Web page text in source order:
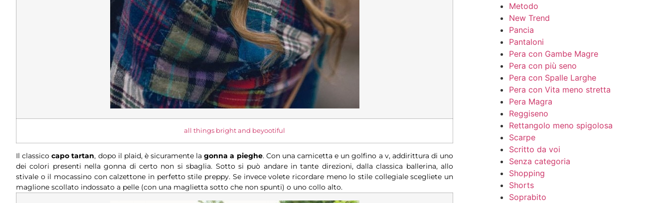
all things bright and beyootiful
Il classicocapo tartan, dopo il plaid, è sicuramente lagonna a pieghe. Con una camicetta e un golfino a v, addirittura di uno
dei colori presenti nella gonna di certo non si sbaglia. Sotto si può andare in tante direzioni, dalla classica ballerina, allo
stivale o il mocassino con calzettone in perfetto stile preppy. Se invece volete ricordare meno lo stile collegiale scegliete un
maglione scollato indossato a pelle (con una maglietta sotto che non spunti) o uno collo alto.
Metodo
New Trend
Pancia
Pantaloni
Pera con Gambe Magre
Pera con più seno
Pera con Spalle Larghe
Pera con Vita meno stretta
Pera Magra
Reggiseno
Rettangolo meno spigolosa
Scarpe
Scritto da voi
Senza categoria
Shopping
Shorts
Soprabito